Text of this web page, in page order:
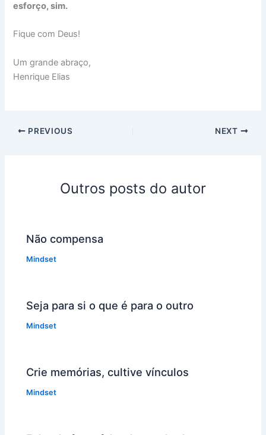
esforço, sim.
Fique com Deus!
Um grande abraço,
Henrique Elias
PREVIOUS NEXT
Outros posts do autor
Não compensa
Mindset
Seja para si o que é para o outro
Mindset
Crie memórias, cultive vínculos
Mindset